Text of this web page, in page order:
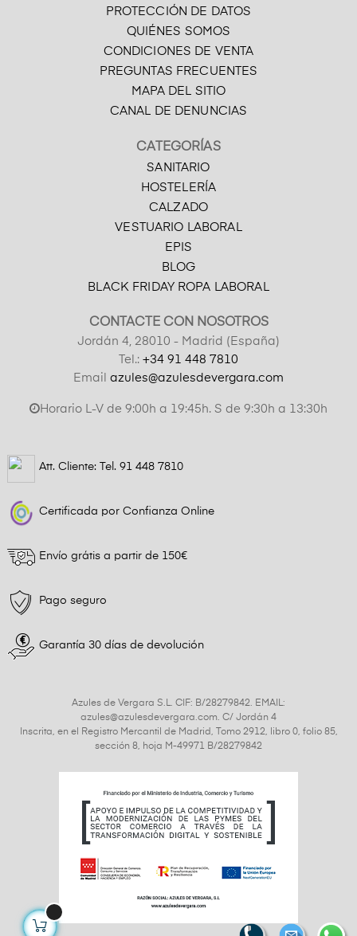
PROTECCIÓN DE DATOS
QUIÉNES SOMOS
CONDICIONES DE VENTA
PREGUNTAS FRECUENTES
MAPA DEL SITIO
CANAL DE DENUNCIAS
CATEGORÍAS
SANITARIO
HOSTELERÍA
CALZADO
VESTUARIO LABORAL
EPIS
BLOG
BLACK FRIDAY ROPA LABORAL
CONTACTE CON NOSOTROS
Jordán 4, 28010 - Madrid (España)
Tel.: +34 91 448 7810
Email azules@azulesdevergara.com
Horario L-V de 9:00h a 19:45h. S de 9:30h a 13:30h
Att. Cliente: Tel. 91 448 7810
Certificada por Confianza Online
Envío grátis a partir de 150€
Pago seguro
Garantía 30 días de devolución
Azules de Vergara S.L. CIF: B/28279842. EMAIL:
azules@azulesdevergara.com. C/ Jordán 4
Inscrita, en el Registro Mercantil de Madrid, Tomo 2912, libro 0, folio 85,
sección 8, hoja M-49971 B/28279842